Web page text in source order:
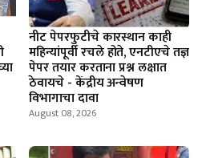
नीट पेपरफुटीचे कारस्थान काही
महिन्यांपूर्वी रचले होते, एनटीएचे तज्ञ
पेपर तयार करताना प्रश्न लक्षात
ठेवायचे - केंद्रीय अन्वेषण
विभागाचा दावा
August 08, 2026